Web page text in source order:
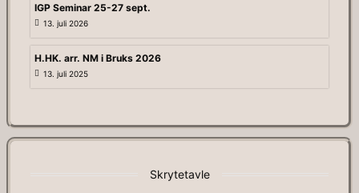
IGP Seminar 25-27 sept.
13. juli 2026
H.HK. arr. NM i Bruks 2026
13. juli 2025
Skrytetavle